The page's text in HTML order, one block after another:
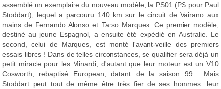
assemblé un exemplaire du nouveau modèle, la PS01 (PS pour Paul
Stoddart), lequel a parcouru 140 km sur le circuit de Vairano aux
mains de Fernando Alonso et Tarso Marques. Ce premier modèle,
destiné au jeune Espagnol, a ensuite été expédié en Australie. Le
second, celui de Marques, est monté l'avant-veille des premiers
essais libres ! Dans de telles circonstances, se qualifier sera déjà un
petit miracle pour les Minardi, d'autant que leur moteur est un V10
Cosworth, rebaptisé European, datant de la saison 99... Mais
Stoddart peut tout de même être très fier de ses hommes: leur